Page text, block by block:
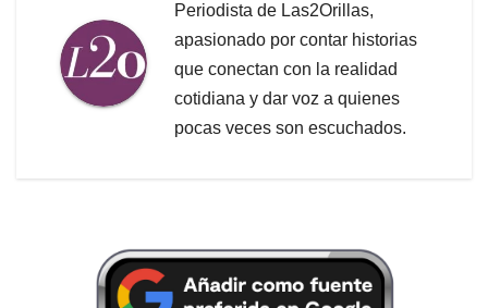
Periodista de Las2Orillas,
apasionado por contar historias
que conectan con la realidad
cotidiana y dar voz a quienes
pocas veces son escuchados.